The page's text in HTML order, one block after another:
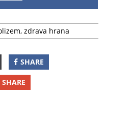
, zdrava hrana
SHARE
SHARE